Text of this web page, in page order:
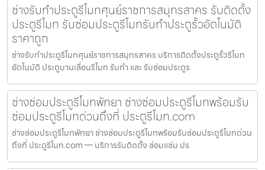
ช่างรับทำประตูรีโมทศุนย์ราชการสมุทรสาคร รับติดตั้ง
ประตูรีโมท รับซ่อมประตูรีโมทรับทำประตูรั้วอัตโนมัติ
ราคาถูก
ช่างรับทำประตูรีโมทศุนย์ราชการสมุทรสาคร บริการติดตั้งประตูรั้วรีโมท
อัตโนมัติ ประตูบานเลื่อนรีโมท รับทำ และ รับซ่อมประตูร
ช่างซ่อมประตูรีโมทพัทยา ช่างซ่อมประตูรีโมทพร้อมรับ
ซ่อมประตูรีโมทด่วนถึงที่ ประตูรีโมท.com
ช่างซ่อมประตูรีโมทพัทยา ช่างซ่อมประตูรีโมทพร้อมรับซ่อมประตูรีโมทด่วน
ถึงที่ ประตูรีโมท.com — บริการรับติดตั้ง ซ่อมแซ่ม ปร